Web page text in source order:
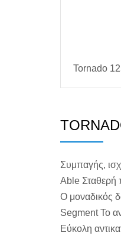
Tornado
Συμπαγής,
Able Σταθερή
Ο μοναδικός
Segment Το
Εύκολη